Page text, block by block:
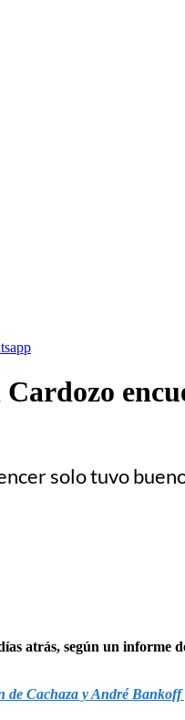
Cardozo
solo tuvo
atrás, según un informe
de Cachaza y André